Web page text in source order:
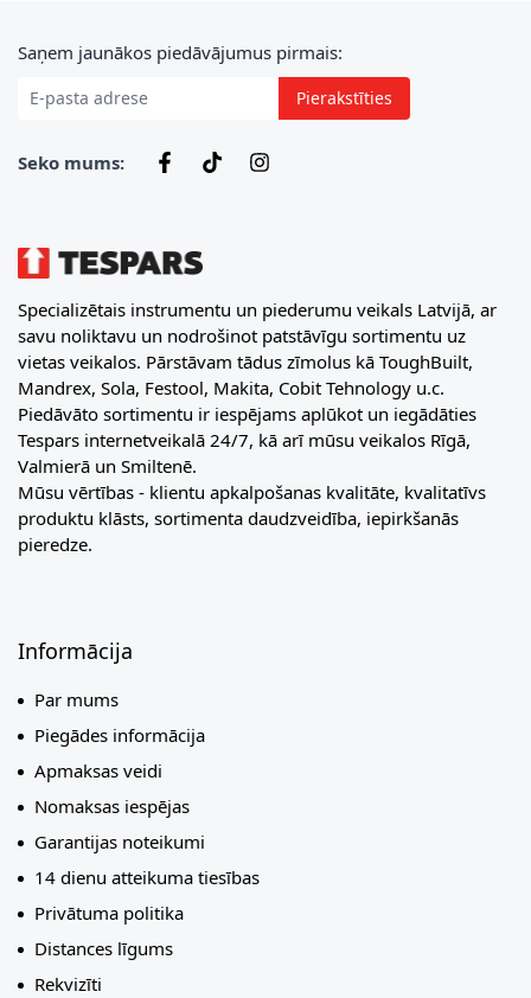
E-pasta adrese
Saņem jaunākos piedāvājumus pirmais:
Pierakstīties
Seko mums:
Specializētais instrumentu un piederumu veikals Latvijā, ar
savu noliktavu un nodrošinot patstāvīgu sortimentu uz
vietas veikalos. Pārstāvam tādus zīmolus kā ToughBuilt,
Mandrex, Sola, Festool, Makita, Cobit Tehnology u.c.
Piedāvāto sortimentu ir iespējams aplūkot un iegādāties
Tespars internetveikalā 24/7, kā arī mūsu veikalos Rīgā,
Valmierā un Smiltenē.
Mūsu vērtības - klientu apkalpošanas kvalitāte, kvalitatīvs
produktu klāsts, sortimenta daudzveidība, iepirkšanās
pieredze.
Informācija
Par mums
Piegādes informācija
Apmaksas veidi
Nomaksas iespējas
Garantijas noteikumi
14 dienu atteikuma tiesības
Privātuma politika
Distances līgums
Rekvizīti